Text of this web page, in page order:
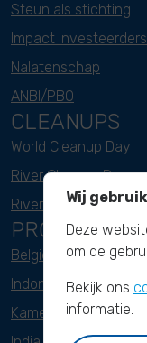
Steun als stichting
Impact investeerders
Nalatenschap
ANBI/PBO
CLEANUPS
World Cleanup Day
River Cleanup Days
River Cleanup
PROJECTEN
België
Indonesië
Kameroen
Wij
Deze
om de
Bekijk ons
informatie.